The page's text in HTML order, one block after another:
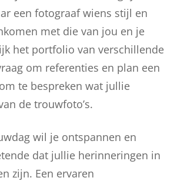
een fotograaf wiens stijl en
met die van jou en je
het portfolio van verschillende
om referenties en plan een
te bespreken wat jullie
de trouwfoto’s.
wil je ontspannen en
dat jullie herinneringen in
zijn. Een ervaren